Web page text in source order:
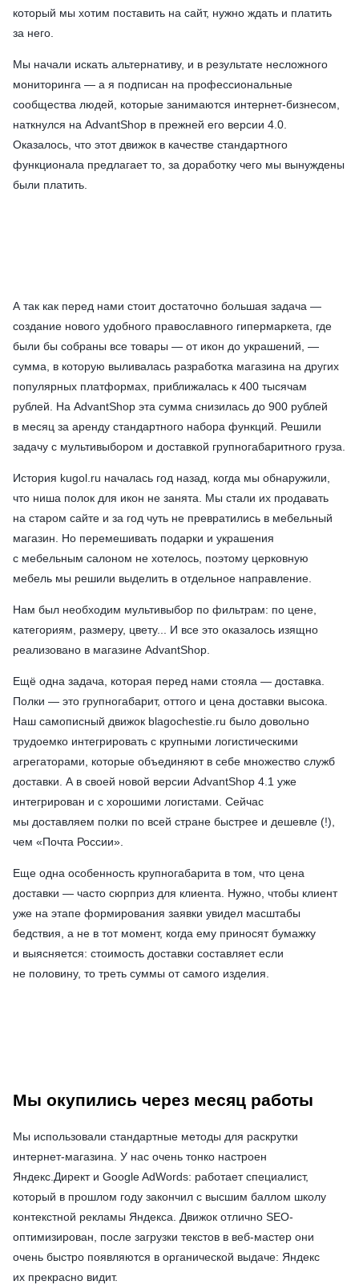
который мы хотим поставить на сайт, нужно ждать и платить
за него.
Мы начали искать альтернативу, и в результате несложного
мониторинга — а я подписан на профессиональные
сообщества людей, которые занимаются интернет-бизнесом,
наткнулся на AdvantShop в прежней его версии 4.0.
Оказалось, что этот движок в качестве стандартного
функционала предлагает то, за доработку чего мы вынуждены
были платить.
А так как перед нами стоит достаточно большая задача —
создание нового удобного православного гипермаркета, где
были бы собраны все товары — от икон до украшений, —
сумма, в которую выливалась разработка магазина на других
популярных платформах, приближалась к 400 тысячам
рублей. На AdvantShop эта сумма снизилась до 900 рублей
в месяц за аренду стандартного набора функций. Решили
задачу с мультивыбором и доставкой групногабаритного груза.
История kugol.ru началась год назад, когда мы обнаружили,
что ниша полок для икон не занята. Мы стали их продавать
на старом сайте и за год чуть не превратились в мебельный
магазин. Но перемешивать подарки и украшения
с мебельным салоном не хотелось, поэтому церковную
мебель мы решили выделить в отдельное направление.
Нам был необходим мультивыбор по фильтрам: по цене,
категориям, размеру, цвету... И все это оказалось изящно
реализовано в магазине AdvantShop.
Ещё одна задача, которая перед нами стояла — доставка.
Полки — это групногабарит, оттого и цена доставки высока.
Наш самописный движок blagochestie.ru было довольно
трудоемко интегрировать с крупными логистическими
агрегаторами, которые объединяют в себе множество служб
доставки. А в своей новой версии AdvantShop 4.1 уже
интегрирован и с хорошими логистами. Сейчас
мы доставляем полки по всей стране быстрее и дешевле (!),
чем «Почта России».
Еще одна особенность крупногабарита в том, что цена
доставки — часто сюрприз для клиента. Нужно, чтобы клиент
уже на этапе формирования заявки увидел масштабы
бедствия, а не в тот момент, когда ему приносят бумажку
и выясняется: стоимость доставки составляет если
не половину, то треть суммы от самого изделия.
Мы окупились через месяц работы
Мы использовали стандартные методы для раскрутки
интернет-магазина. У нас очень тонко настроен
Яндекс.Директ и Google AdWords: работает специалист,
который в прошлом году закончил с высшим баллом школу
контекстной рекламы Яндекса. Движок отлично SEO-
оптимизирован, после загрузки текстов в веб-мастер они
очень быстро появляются в органической выдаче: Яндекс
их прекрасно видит.